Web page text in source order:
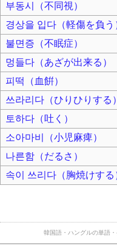
부동시（不同視）
경상을 입다（軽傷を負う
불면증（不眠症）
멍들다（あざが出来る）
피떡（血餠）
쓰라리다（ひりひりする）
토하다（吐く）
소아마비（小児麻痺）
나른함（だるさ）
속이 쓰리다（胸焼けする
韓国語・ハングルの単語